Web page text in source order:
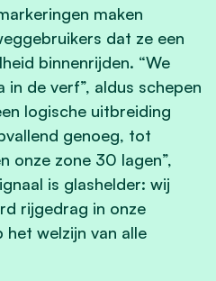
maken
dat ze een
binnenrijden. “We
de verf”, aldus schepen
logische uitbreiding
genoeg, tot
onze zone 30 lagen”,
is glashelder: wij
rijgedrag in onze
welzijn van alle